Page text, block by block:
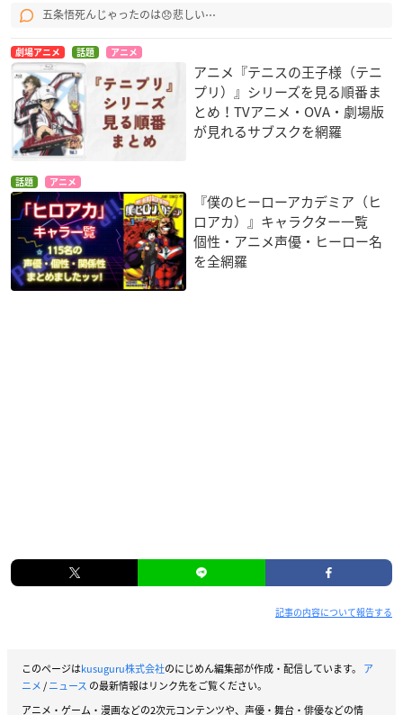
五条悟死んじゃったのは😞悲しい⋯
劇場アニメ 話題 アニメ
アニメ『テニスの王子様（テニ
プリ）』シリーズを見る順番ま
とめ！TVアニメ・OVA・劇場版
が見れるサブスクを網羅
話題 アニメ
『僕のヒーローアカデミア（ヒ
ロアカ）』キャラクター一覧
個性・アニメ声優・ヒーロー名
を全網羅
記事の内容について報告する
このページはkusuguru株式会社のにじめん編集部が作成・配信しています。 ア
ニメ/ニュース の最新情報はリンク先をご覧ください。
アニメ・ゲーム・漫画などの2次元コンテンツや、声優・舞台・俳優などの情